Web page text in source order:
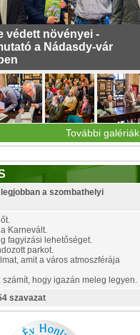
védett növényei -
a Nádasdy-vár
További galériák
a szombathelyi
Karnevált.
fagyizási lehetőséget.
parkot.
amit a város atmoszférája
számít, hogy igazán meleg legyen.
szavazat